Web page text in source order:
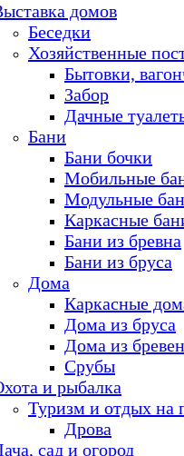
домов
Беседки
Хозяйственные
Бытовки,
Забор
Дачные
Бани
Бани бочки
Мобильные
Модульные
Каркасные
Бани из бревна
Бани из бруса
Дома
Каркасные
Дома из бруса
Дома из бревен
Срубы
и рыбалка
Туризм и отдых на
Дрова
сад и огород